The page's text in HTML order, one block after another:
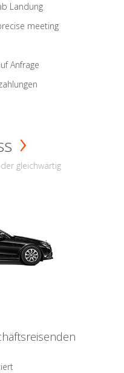
Landung
meeting
Anfrage
gleichwärtig